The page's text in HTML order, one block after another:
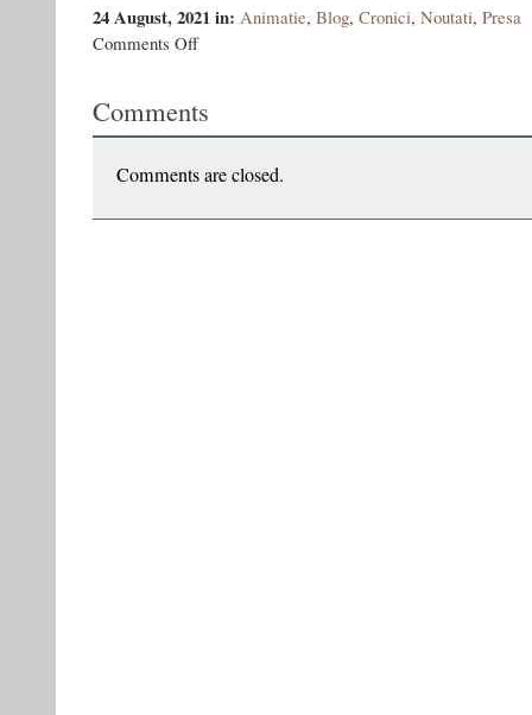
24 August, 2021in: Animatie, Blog, Cronici, Noutati, Presa
Comments Offon
vara
Comments
Comments are closed.